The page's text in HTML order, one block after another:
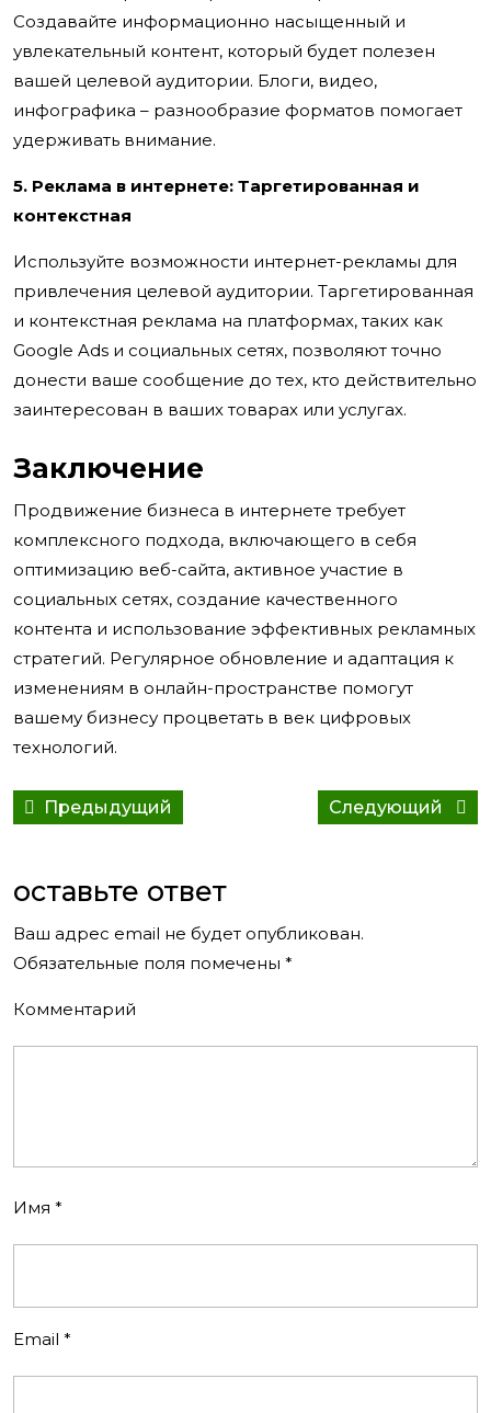
Создавайте информационно насыщенный и
увлекательный контент, который будет полезен
вашей целевой аудитории. Блоги, видео,
инфографика – разнообразие форматов помогает
удерживать внимание.
5. Реклама в интернете: Таргетированная и
контекстная
Используйте возможности интернет-рекламы для
привлечения целевой аудитории. Таргетированная
и контекстная реклама на платформах, таких как
Google Ads и социальных сетях, позволяют точно
донести ваше сообщение до тех, кто действительно
заинтересован в ваших товарах или услугах.
Заключение
Продвижение бизнеса в интернете требует
комплексного подхода, включающего в себя
оптимизацию веб-сайта, активное участие в
социальных сетях, создание качественного
контента и использование эффективных рекламных
стратегий. Регулярное обновление и адаптация к
изменениям в онлайн-пространстве помогут
вашему бизнесу процветать в век цифровых
технологий.
Навигация
по
Предыдущий Следующий
оставьте ответ
Ваш адрес email не будет опубликован.
Обязательные поля помечены *
Комментарий
Имя *
Email *